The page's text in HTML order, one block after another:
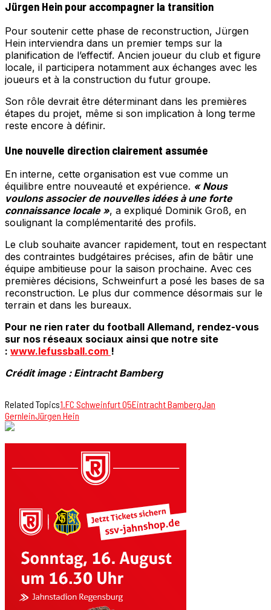
Jürgen Hein pour accompagner la transition
Pour soutenir cette phase de reconstruction, Jürgen
Hein interviendra dans un premier temps sur la
planification de l’effectif. Ancien joueur du club et figure
locale, il participera notamment aux échanges avec les
joueurs et à la construction du futur groupe.
Son rôle devrait être déterminant dans les premières
étapes du projet, même si son implication à long terme
reste encore à définir.
Une nouvelle direction clairement assumée
En interne, cette organisation est vue comme un
équilibre entre nouveauté et expérience. « Nous
voulons associer de nouvelles idées à une forte
connaissance locale », a expliqué Dominik Groß, en
soulignant la complémentarité des profils.
Le club souhaite avancer rapidement, tout en respectant
des contraintes budgétaires précises, afin de bâtir une
équipe ambitieuse pour la saison prochaine. Avec ces
premières décisions, Schweinfurt a posé les bases de sa
reconstruction. Le plus dur commence désormais sur le
terrain et dans les bureaux.
Pour ne rien rater du football Allemand, rendez-vous
sur nos réseaux sociaux ainsi que notre site
: www.lefussball.com !
Crédit image : Eintracht Bamberg
Related Topics1.FC Schweinfurt 05Eintracht BambergJan
GernleinJürgen Hein